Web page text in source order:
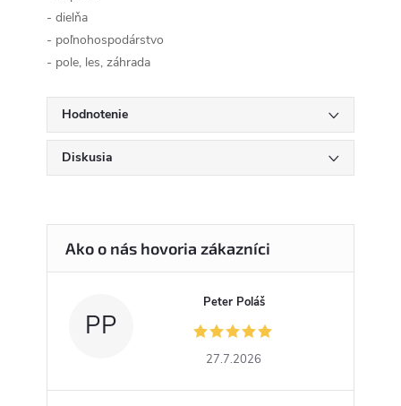
- dielňa
- poľnohospodárstvo
- pole, les, záhrada
Hodnotenie
Diskusia
PP
Peter Poláš
27.7.2026